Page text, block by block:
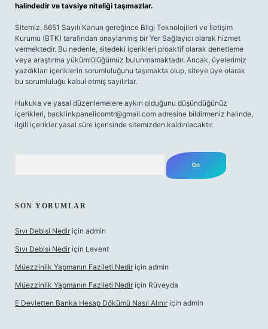
halindedir ve tavsiye niteliği taşımazlar.
Sitemiz, 5651 Sayılı Kanun gereğince Bilgi Teknolojileri ve İletişim
Kurumu (BTK) tarafından onaylanmış bir Yer Sağlayıcı olarak hizmet
vermektedir. Bu nedenle, sitedeki içerikleri proaktif olarak denetleme
veya araştırma yükümlülüğümüz bulunmamaktadır. Ancak, üyelerimiz
yazdıkları içeriklerin sorumluluğunu taşımakta olup, siteye üye olarak
bu sorumluluğu kabul etmiş sayılırlar.
Hukuka ve yasal düzenlemelere aykırı olduğunu düşündüğünüz
içerikleri, backlinkpanelicomtr@gmail.com adresine bildirmeniz halinde,
ilgili içerikler yasal süre içerisinde sitemizden kaldırılacaktır.
SON YORUMLAR
Sıvı Debisi Nedir için admin
Sıvı Debisi Nedir için Levent
Müezzinlik Yapmanın Fazileti Nedir için admin
Müezzinlik Yapmanın Fazileti Nedir için Rüveyda
E Devletten Banka Hesap Dökümü Nasıl Alınır için admin